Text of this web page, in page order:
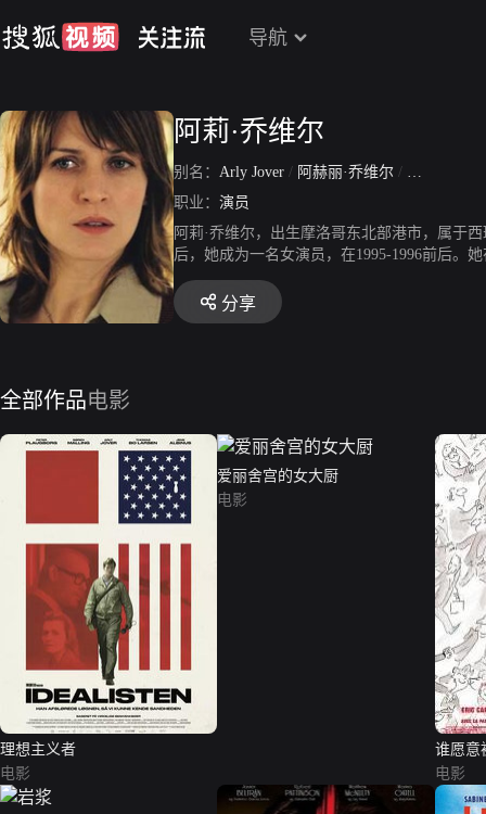
导航
阿莉·乔维尔
别名： Arly Jover / 阿赫丽·乔维尔 / Araceli
职业： 演员
阿莉·乔维尔，出生摩洛哥东北部港市，属于
后，她成为一名女演员，在1995-1996前后。
演了《The Ballad of Johnny-Jane》。之后，
情人Mercury。在随后的几年中，她在电影和
里后不久，她得到了一个重要的角色，与让·
分享
全部作品电影
理想主义者
电影
爱丽舍宫的女大厨
电影
谁愿意
电影